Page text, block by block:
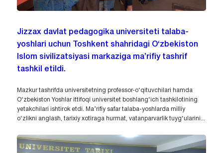
Jizzax davlat pedagogika universiteti talaba-
yoshlari uchun Toshkent shahridagi O‘zbekiston
Islom sivilizatsiyasi markaziga ma’rifiy tashrif
tashkil etildi.
Mazkur tashrifda universitetning professor-o‘qituvchilari hamda
O‘zbekiston Yoshlar ittifoqi universitet boshlang‘ich tashkilotining
yetakchilari ishtirok etdi. Ma’rifiy safar talaba-yoshlarda milliy
o‘zlikni anglash, tarixiy xotiraga hurmat, vatanparvarlik tuyg‘ularini...